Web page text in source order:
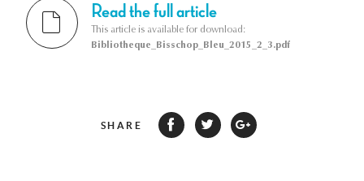
Read the full article
This article is available for download:
Bibliotheque_Bisschop_Bleu_2015_2_3.pdf
SHARE